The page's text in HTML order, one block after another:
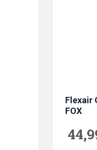
Flexair
FOX